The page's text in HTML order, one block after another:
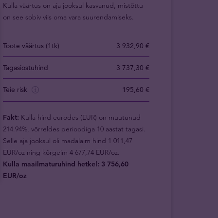
Kulla väärtus on aja jooksul kasvanud, mistõttu
on see sobiv viis oma vara suurendamiseks.
Toote väärtus (1tk) 3 932,90 €
Tagasiostuhind 3 737,30 €
Teie risk 195,60 €
Fakt: Kulla hind eurodes (EUR) on muutunud
214.94%, võrreldes perioodiga 10 aastat tagasi.
Selle aja jooksul oli madalaim hind 1 011,47
EUR/oz ning kõrgeim 4 677,74 EUR/oz.
Kulla maailmaturuhind hetkel: 3 756,60
EUR/oz